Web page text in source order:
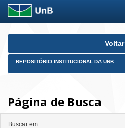
Skip
Voltar
REPOSITÓRIO INSTITUCIONAL DA UNB
Página de Busca
Buscar em: